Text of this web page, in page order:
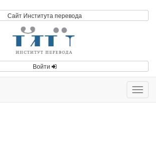
Сайт Института перевода
Войти